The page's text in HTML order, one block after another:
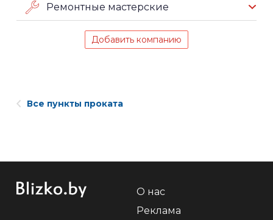
Ремонтные мастерские
Добавить компанию
Все пункты проката
О нас
Реклама